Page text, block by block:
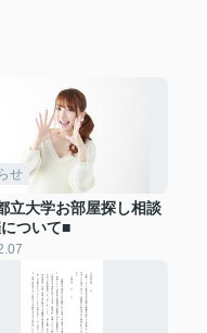
せ
立大学お部屋探し相談
ついて■